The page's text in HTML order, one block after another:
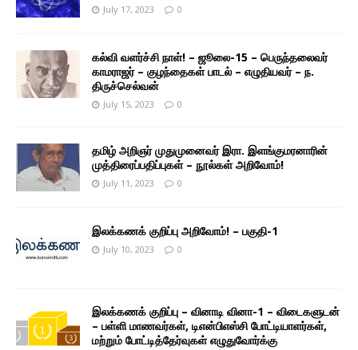
July 17, 2023 0
கல்வி வளர்ச்சி நாள்! – ஜூலை-15 – பெருந்தலைவர்
காமராஜர் – குழந்தைகள் பாடல் – எழுதியவர் – ந.
திருச்செல்வன்
July 15, 2023 0
தமிழ் அறிஞர் முதுமுனைவர் இரா. இளங்குமரனாரின்
முத்திரைப்பதிப்புகள் – நூல்கள் அறிவோம்!
July 11, 2023 0
இலக்கணக் குறிப்பு அறிவோம்! – பகுதி-1
July 10, 2023 0
இலக்கணக் குறிப்பு – வினாடி வினா-1 – விடைகளுடன்
– பள்ளி மாணவர்கள், டிஎன்பிஎஸ்சி போட்டியாளர்கள்,
மற்றும் போட்டித்தேர்வுகள் எழுதுவோர்க்கு